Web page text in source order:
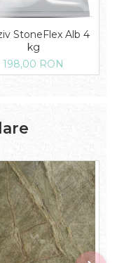
StoneFlex Alb 4
kg
198,00 RON